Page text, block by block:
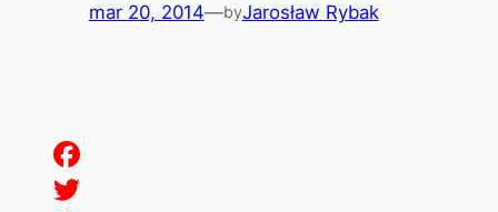
mar 20, 2014—byJarosław Rybak
Facebook